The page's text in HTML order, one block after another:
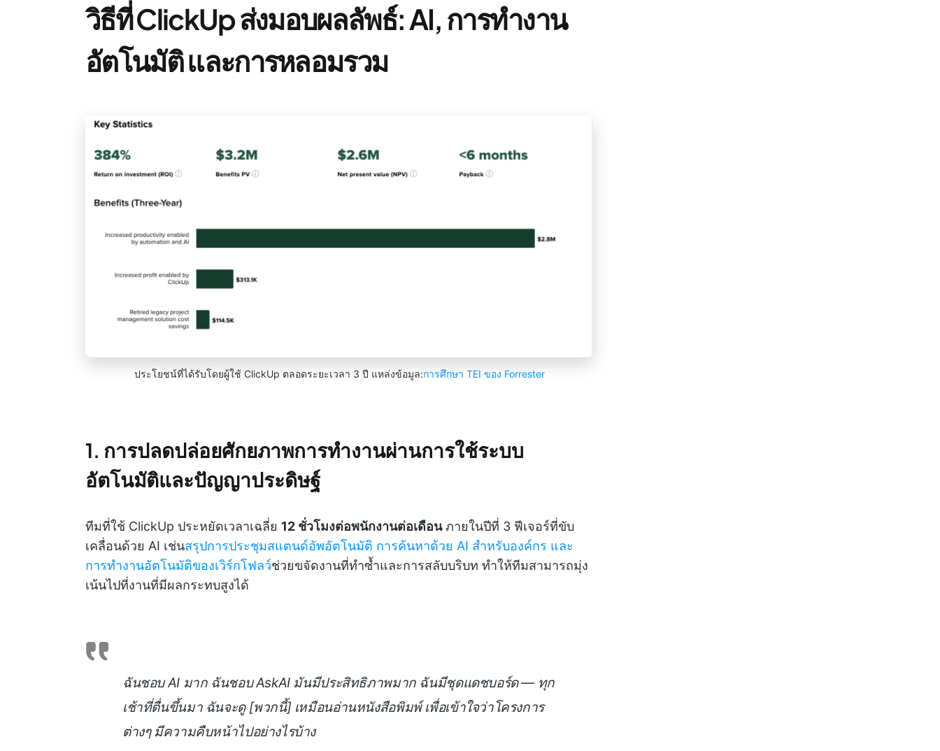
วิธีที่ ClickUp ส่งมอบผลลัพธ์: AI, การทำงาน
อัตโนมัติ และการหลอมรวม
ประโยชน์ที่ได้รับโดยผู้ใช้ ClickUp ตลอดระยะเวลา 3 ปี แหล่งข้อมูล:การศึกษา TEI ของ Forrester
1. การปลดปล่อยศักยภาพการทำงานผ่านการใช้ระบบ
อัตโนมัติและปัญญาประดิษฐ์
ทีมที่ใช้ ClickUp ประหยัดเวลาเฉลี่ย 12 ชั่วโมงต่อพนักงานต่อเดือนภายในปีที่ 3 ฟีเจอร์ที่ขับ
เคลื่อนด้วย AI เช่นสรุปการประชุมสแตนด์อัพอัตโนมัติ การค้นหาด้วย AI สำหรับองค์กร และ
การทำงานอัตโนมัติของเวิร์กโฟลว์ช่วยขจัดงานที่ทำซ้ำและการสลับบริบท ทำให้ทีมสามารถมุ่ง
เน้นไปที่งานที่มีผลกระทบสูงได้
ฉันชอบ AI มาก ฉันชอบ AskAI มันมีประสิทธิภาพมาก ฉันมีชุดแดชบอร์ด — ทุก
เช้าที่ตื่นขึ้นมา ฉันจะดู [พวกนี้] เหมือนอ่านหนังสือพิมพ์ เพื่อเข้าใจว่าโครงการ
ต่างๆ มีความคืบหน้าไปอย่างไรบ้าง